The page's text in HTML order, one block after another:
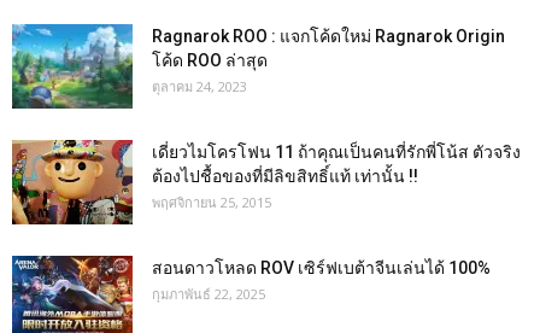
Ragnarok ROO : แจกโค้ดใหม่ Ragnarok Origin
โค้ด ROO ล่าสุด
ตุลาคม 24, 2023
เดี่ยวไมโครโฟน 11 ถ้าคุณเป็นคนที่รักพี่โน้ส ตัวจริง
ต้องไปชื้อของที่มีลิขสิทธิ์แท้ เท่านั้น !!
พฤศจิกายน 25, 2015
สอนดาวโหลด ROV เซิร์ฟเบต้าจีนเล่นได้ 100%
กุมภาพันธ์ 22, 2025